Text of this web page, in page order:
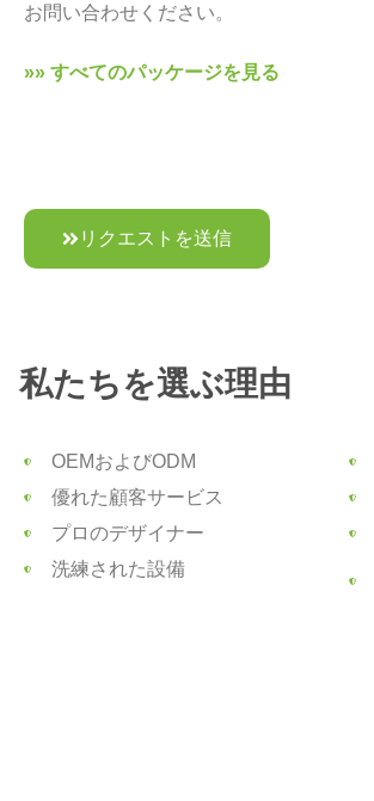
お問い合わせください。
»» すべてのパッケージを見る
リクエストを送信
私たちを選ぶ理由
OEMおよびODM
優れた顧客サービス
プロのデザイナー
洗練された設備